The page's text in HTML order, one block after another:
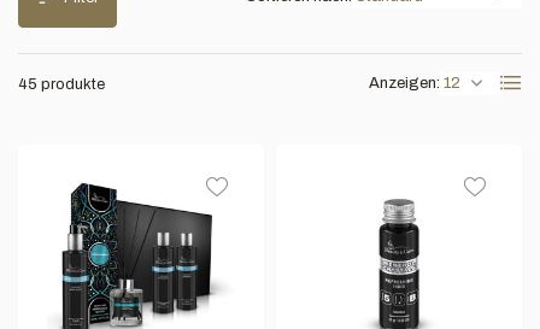
45 produkte Anzeigen: